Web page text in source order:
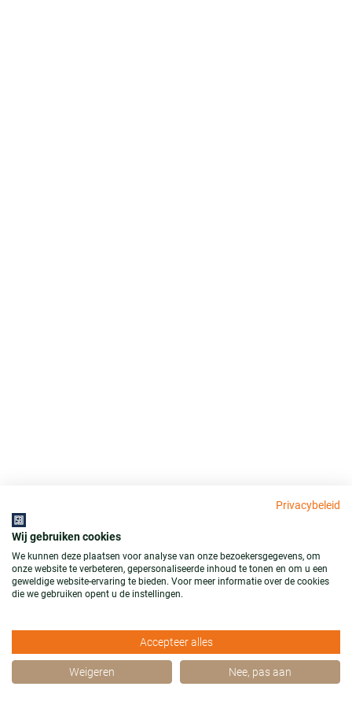
Privacybeleid
Wij gebruiken cookies
We kunnen deze plaatsen voor analyse van onze bezoekersgegevens, om
onze website te verbeteren, gepersonaliseerde inhoud te tonen en om u een
geweldige website-ervaring te bieden. Voor meer informatie over de cookies
die we gebruiken opent u de instellingen.
Accepteer alles
Weigeren Nee, pas aan